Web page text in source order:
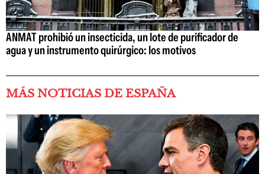
ANMAT prohibió un insecticida, un lote de purificador de
agua y un instrumento quirúrgico: los motivos
MÁS NOTICIAS DE ESPAÑA